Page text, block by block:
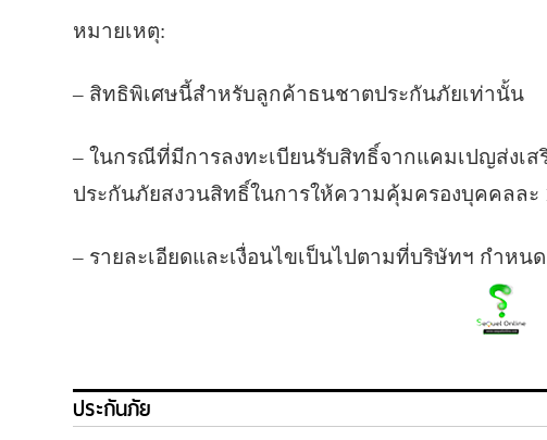
หมายเหตุ:
– สิทธิพิเศษนี้สำหรับลูกค้าธนชาตประกันภัยเท่านั้น
– ในกรณีที่มีการลงทะเบียนรับสิทธิ์จากแคมเปญส่งเ
ประกันภัยสงวนสิทธิ์ในการให้ความคุ้มครองบุคคลละ
– รายละเอียดและเงื่อนไขเป็นไปตามที่บริษัทฯ กำหนด
ประกันภัย